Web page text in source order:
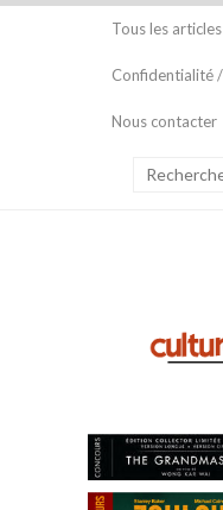
Tous les articles
Confidentialité
Nous contacter